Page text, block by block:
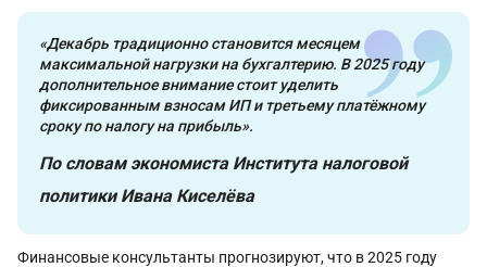
«Декабрь традиционно становится месяцем
максимальной нагрузки на бухгалтерию. В 2025 году
дополнительное внимание стоит уделить
фиксированным взносам ИП и третьему платёжному
сроку по налогу на прибыль».
По словам экономиста Института налоговой
политики Ивана Киселёва
Финансовые консультанты прогнозируют, что в 2025 году